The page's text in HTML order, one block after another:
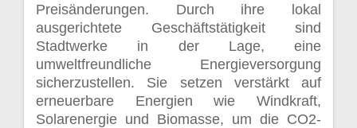
Preisänderungen. Durch ihre lokal
ausgerichtete Geschäftstätigkeit sind
Stadtwerke in der Lage, eine
umweltfreundliche Energieversorgung
sicherzustellen. Sie setzen verstärkt auf
erneuerbare Energien wie Windkraft,
Solarenergie und Biomasse, um die CO2-